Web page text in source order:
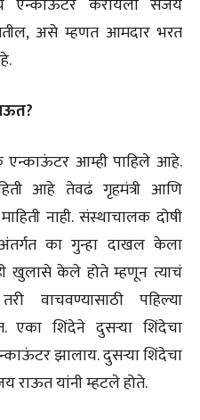
एन्काऊंटर करायला संजय
असे म्हणत आमदार भरत
आम्ही पाहिले आहे.
आहे तेवढं गृहमंत्री आणि
नाही. संस्थाचालक दोषी
का गुन्हा दाखल केला
खुलासे केले होते म्हणून त्याचं
वाचवण्यासाठी पहिल्या
एका शिंदेने दुसऱ्या शिंदेचा
झालाय. दुसऱ्या शिंदेचा
यांनी म्हटले होते.